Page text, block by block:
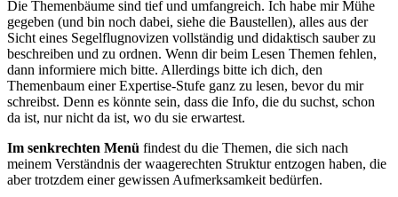
Die Themenbäume sind tief und umfangreich. Ich habe mir Mühe
gegeben (und bin noch dabei, siehe die Baustellen), alles aus der
Sicht eines Segelflugnovizen vollständig und didaktisch sauber zu
beschreiben und zu ordnen. Wenn dir beim Lesen Themen fehlen,
dann informiere mich bitte. Allerdings bitte ich dich, den
Themenbaum einer Expertise-Stufe ganz zu lesen, bevor du mir
schreibst. Denn es könnte sein, dass die Info, die du suchst, schon
da ist, nur nicht da ist, wo du sie erwartest.
Im senkrechten Menü findest du die Themen, die sich nach
meinem Verständnis der waagerechten Struktur entzogen haben, die
aber trotzdem einer gewissen Aufmerksamkeit bedürfen.